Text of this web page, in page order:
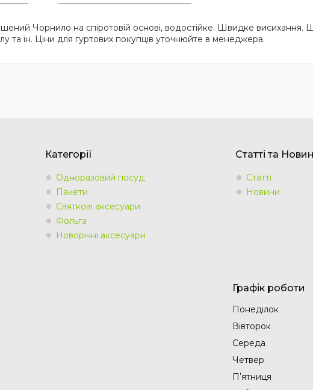
Чорнило на спіротовій основі, водостійке. Швидке висихання.
та ін. Ціни для гуртових покупців уточнюйте в менеджера.
Категорії
Одноразовий посуд
Пакети
Святкові аксесуари
Фольга
Новорічні аксесуари
Статті та
Статті
Новини
Графік роботи
Понеділок
Вівторок
Середа
Четвер
Пʼятниця